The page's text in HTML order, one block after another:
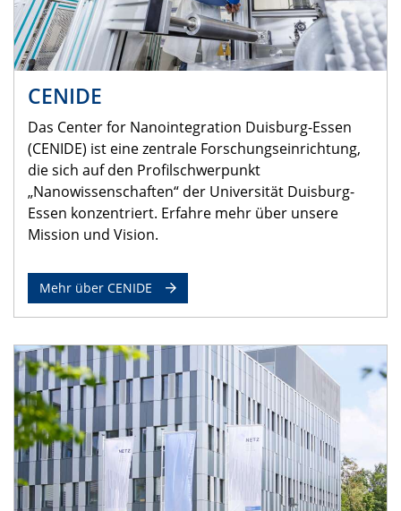
CENIDE
Das Center for Nanointegration Duisburg-Essen
(CENIDE) ist eine zentrale Forschungseinrichtung,
die sich auf den Profilschwerpunkt
„Nanowissenschaften“ der Universität Duisburg-
Essen konzentriert. Erfahre mehr über unsere
Mission und Vision.
Mehr über CENIDE